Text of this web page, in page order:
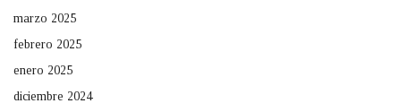
marzo 2025
febrero 2025
enero 2025
diciembre 2024